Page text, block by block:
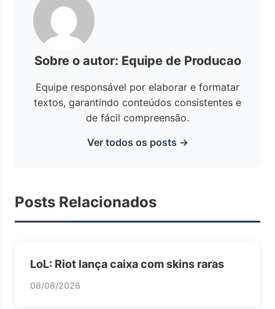
Sobre o autor: Equipe de Producao
Equipe responsável por elaborar e formatar
textos, garantindo conteúdos consistentes e
de fácil compreensão.
Ver todos os posts →
Posts Relacionados
LoL: Riot lança caixa com skins raras
08/08/2026